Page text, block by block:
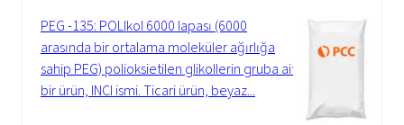
PEG -135: POLIkol 6000 lapası (6000
arasında bir ortalama moleküler ağırlığa
sahip PEG) polioksietilen glikollerin gruba ait
bir ürün, INCI ismi. Ticari ürün, beyaz...